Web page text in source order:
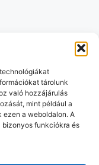
tárolunk
való hozzájárulás
mint például a
ezen a weboldalon. A
bizonyos funkciókra és